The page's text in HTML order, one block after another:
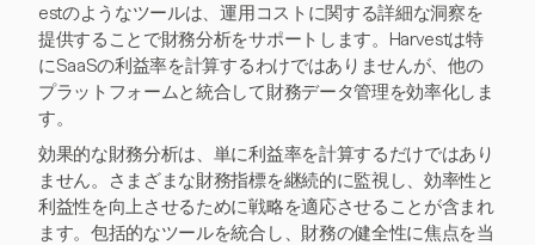
estのようなツールは、運用コストに関する詳細な洞察を
提供することで財務分析をサポートします。Harvestは特
にSaaSの利益率を計算するわけではありませんが、他の
プラットフォームと統合して財務データ管理を効率化しま
す。
効果的な財務分析は、単に利益率を計算するだけではあり
ません。さまざまな財務指標を継続的に監視し、効率性と
利益性を向上させるために戦略を適応させることが含まれ
ます。包括的なツールを統合し、財務の健全性に焦点を当